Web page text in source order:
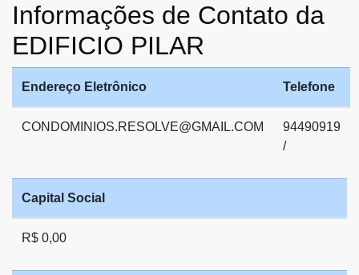
Informações de Contato da
EDIFICIO PILAR
Endereço Eletrônico Telefone
CONDOMINIOS.RESOLVE@GMAIL.COM
94490919
/
Capital Social
R$ 0,00